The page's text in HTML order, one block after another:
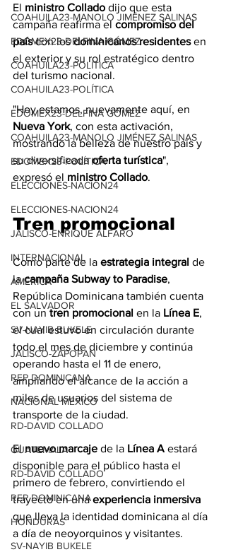
COAHUILA23-MANOLO JIMÉNEZ SALINAS
EDOMEX23-DELFINA GÓMEZ
COAHUILA23-POLÍTICA
COAHUILA23-POLÍTICA
EDOMEX23-DELFINA GÓMEZ
COAHUILA23-MANOLO JIMÉNEZ SALINAS
EDOMEX23-POLÍTICA
ELECCIONES-NACION24
ELECCIONES-NACION24
JALISCO-ENRIQUE ALFARO
INTERNACIONAL
AMÉRICA
EL SALVADOR
SV-NAYIB BUKELE
JALISCO-ZAPOPAN
REP DOMINICANA
NACIONAL MÉXICO
RD-DAVID COLLADO
GUATEMALA
RD-DAVID COLLADO
REP DOMINICANA
HONDURAS
SV-NAYIB BUKELE
El ministro Collado dijo que esta
campaña reafirma el compromiso del
país con los dominicanos residentes en
el exterior y su rol estratégico dentro
del turismo nacional.
"Hoy estamos, nuevamente aquí, en
Nueva York, con esta activación,
mostrando la belleza de nuestro país y
su diversificada oferta turística",
expresó el ministro Collado.
Tren promocional
Como parte de la estrategia integral de
la campaña Subway to Paradise,
República Dominicana también cuenta
con un tren promocional en la Línea E,
el cual estuvo en circulación durante
todo el mes de diciembre y continúa
operando hasta el 11 de enero,
ampliando el alcance de la acción a
miles de usuarios del sistema de
transporte de la ciudad.
El nuevo marcaje de la Línea A estará
disponible para el público hasta el
primero de febrero, convirtiendo el
trayecto en una experiencia inmersiva
que lleva la identidad dominicana al día
a día de neoyorquinos y visitantes.